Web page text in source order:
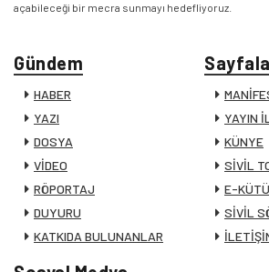
açabileceği bir mecra sunmayı hedefliyoruz.
Gündem
HABER
YAZI
DOSYA
VİDEO
RÖPORTAJ
DUYURU
KATKIDA BULUNANLAR
YAYIN
KÜNYE
SİVİL
E-
SİVİL